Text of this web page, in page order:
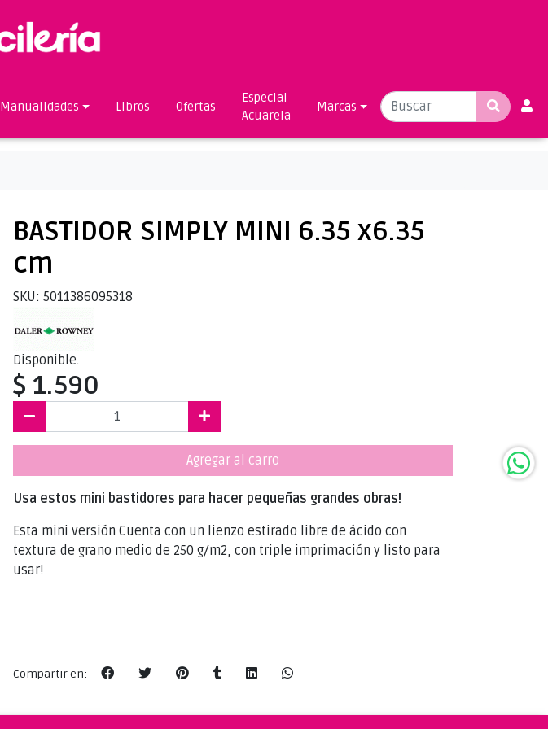
Manualidades Libros Ofertas
Especial
Acuarela
Marcas
BASTIDOR SIMPLY MINI 6.35 x6.35
cm
SKU: 5011386095318
Disponible.
$ 1.590
Agregar al carro
Usa estos mini bastidores para hacer pequeñas grandes obras!
Esta mini versión Cuenta con un lienzo estirado libre de ácido con
textura de grano medio de 250 g/m2, con triple imprimación y listo para
usar!
Compartir en: